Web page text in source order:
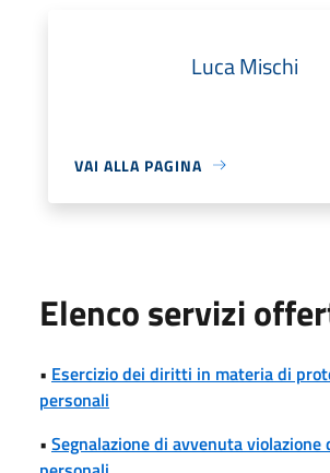
Luca Mischi
VAI ALLA PAGINA
Elenco servizi
• Esercizio dei diritti in materia di
personali
• Segnalazione di avvenuta violazione